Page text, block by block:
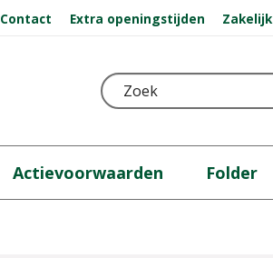
Contact Extra openingstijden Zakelijk
Actievoorwaarden Folder